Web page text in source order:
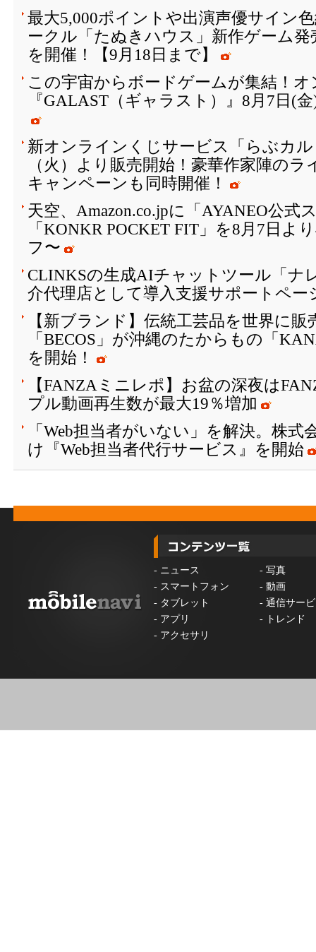
最大5,000ポイントや出演声優サイン
ークル「たぬきハウス」新作ゲーム
を開催！【9月18日まで】
この宇宙からボードゲームが集結！
『GALAST（ギャラスト）』8月7日(
新オンラインくじサービス「らぶカ
（火）より販売開始！豪華作家陣の
キャンペーンも同時開催！
天空、Amazon.co.jpに「AYANEO公式
「KONKR POCKET FIT」を8月7日よ
フ〜
CLINKSの生成AIチャットツール「ナ
介代理店として導入支援サポートペー
【新ブランド】伝統工芸品を世界に販
「BECOS」が沖縄のたからもの「
を開始！
【FANZAミニレポ】お盆の深夜は
プル動画再生数が最大19％増加
「Web担当者がいない」を解決。株式
け『Web担当者代行サービス』を開始
- ニュース - 写真
- スマートフォン - 動画
- タブレット - 通信サー
- アプリ -
トレンド
- アクセサリ